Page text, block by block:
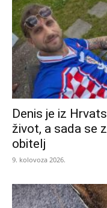
Denis je iz
život, a sada se
obitelj
9. kolovoza 2026.